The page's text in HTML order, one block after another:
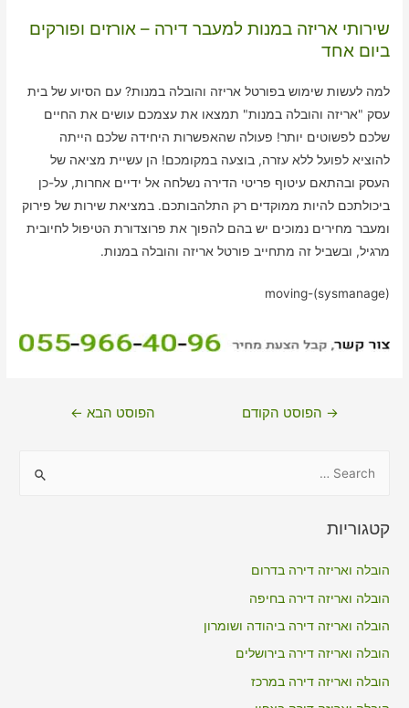
שירותי אריזה במנות למעבר דירה – אורזים ופורקים
ביום אחד
למה לעשות שימוש בפורטל אריזה והובלה במנות? עם הסיוע של בית
עסק "אריזה והובלה במנות" תמצאו את עצמכם עושים את החיים
שלכם לפשוטים יותר! פעולה שהאפשרות היחידה שלכם הייתה
להוציא לפועל ללא עזרה, בוצעה במקומכם! הן עשיית מציאה של
העסק ובהתאם עיטוף פריטי הדירה נשלחה אל ידיים אחרות, על-כן
ביכולתכם להיות ממוקדים רק התלהבותכם. במציאת שירות של פירוק
ומעבר מחירים נמוכים יש בהם להפוך את פרוצדורת הטיפול לחיובית
מרגיל, ובשביל זה מתחייב פורטל אריזה והובלה במנות.
moving-(sysmanage)
ניווט→ הפוסט הקודם הפוסט הבא ←
r
o
r
:
קטגוריות
הובלה ואריזה דירה בדרום
הובלה ואריזה דירה בחיפה
הובלה ואריזה דירה ביהודה ושומרון
הובלה ואריזה דירה בירושלים
הובלה ואריזה דירה במרכז